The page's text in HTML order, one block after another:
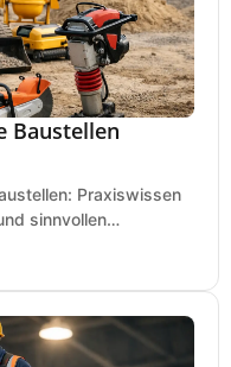
Baustellen
Praxiswissen
sinnvollen